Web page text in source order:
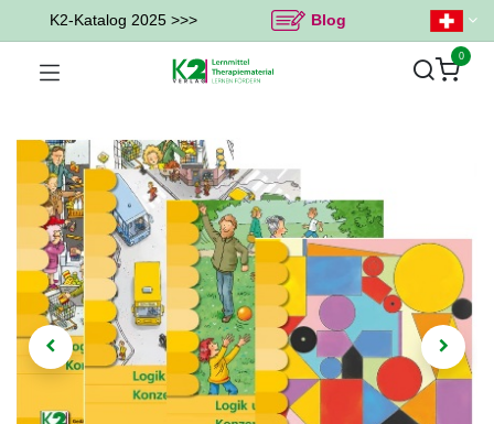
K2-Katalog 2025 >>> Blog
0